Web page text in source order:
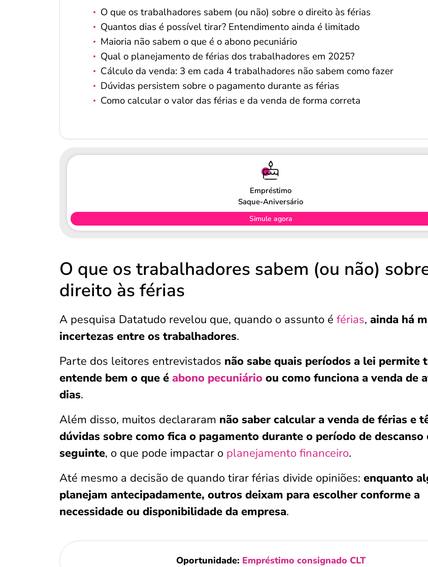
O que os trabalhadores sabem (ou não) sobre o direito às férias
Quantos dias é possível tirar? Entendimento ainda é limitado
Maioria não sabem o que é o abono pecuniário
Qual o planejamento de férias dos trabalhadores em 2025?
Cálculo da venda: 3 em cada 4 trabalhadores não sabem como fazer
Dúvidas persistem sobre o pagamento durante as férias
Como calcular o valor das férias e da venda de forma correta
Empréstimo
Saque-Aniversário
Simule agora
O que os trabalhadores sabem (ou não)
direito às férias
A pesquisa Datatudo revelou que, quando o assunto é férias, ainda há
incertezas entre os trabalhadores.
Parte dos leitores entrevistados não sabe quais períodos a lei permite
entende bem o que é abono pecuniário ou como funciona a venda de
dias.
Além disso, muitos declararam não saber calcular a venda de férias e
dúvidas sobre como fica o pagamento durante o período de descanso
seguinte, o que pode impactar o planejamento financeiro.
Até mesmo a decisão de quando tirar férias divide opiniões: enquanto
planejam antecipadamente, outros deixam para escolher conforme a
necessidade ou disponibilidade da empresa.
Oportunidade: Empréstimo consignado CLT